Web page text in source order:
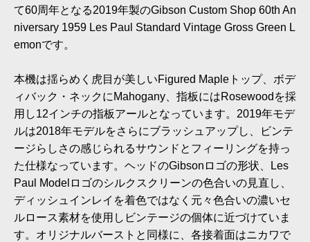
て60周年となる2019年製のGibson Custom Shop 60th An
niversary 1959 Les Paul Standard Vintage Gross Green L
emonです。
本機は揺らめく虎目が美しいFigured Mapleトップ、ボデ
ィバック・ネックにMahogany、指板にはRosewoodを採
用し12インチの指板アールとなっています。2019年モデ
ルは2018年モデルをさらにブラッシュアップし、ビンテ
ージらしさの感じられるサウンドとフィーリングを持っ
た仕様なっています。ヘッドのGibsonロゴの形状、Les
Paul Modelロゴのシルクスクリーンの色合いの見直し、
ディッシュインレイを着色ではなく元々色合いの濃いセ
ルロース素材を使用しビンテージの個体に近づけていま
す。オリジナルバーストと同様に、各接着面はニカワで